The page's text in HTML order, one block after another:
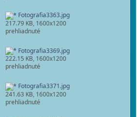
Fotografia3363.jpg
217.79 KB, 1600x1200
prehliadnuté
Fotografia3369.jpg
222.15 KB, 1600x1200
prehliadnuté
Fotografia3371.jpg
241.63 KB, 1600x1200
prehliadnuté